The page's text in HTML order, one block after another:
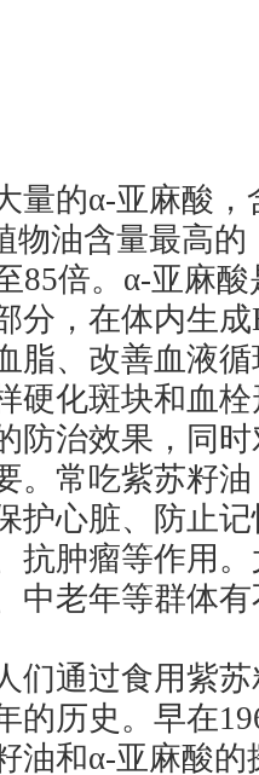
的α-亚麻酸，
物油含量最高
85倍。α-亚麻
分，在体内生
脂、改善血液
硬化斑块和血
防治效果，同
。常吃紫苏籽
护心脏、防止
抗肿瘤等作用
中老年等群体
通过食用紫苏
的历史。早在
油和α-亚麻酸的